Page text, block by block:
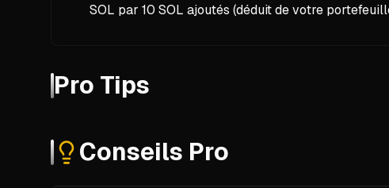
SOL par 10 SOL ajoutés (déduit de votre
Pro Tips
Conseils Pro